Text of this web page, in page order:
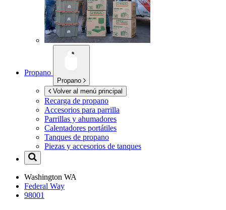
Propano
Propano
Volver al menú principal
Recarga de propano
Accesorios para parrilla
Parrillas y ahumadores
Calentadores portátiles
Tanques de propano
Piezas y accesorios de tanques
Washington WA
Federal Way
98001